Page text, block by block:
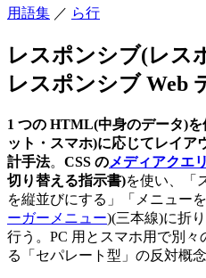
用語集 ／ ら行
レスポンシブ(レス
レスポンシブ Web
1 つの HTML(中身のデータ)
ット・スマホ)に応じてレイア
計手法。 CSS のメディアクエリ
切り替える指示書)を使い、「
を縦並びにする」「メニュー
ーガーメニュー)(三本線)に折
行う。PC 用とスマホ用で別
る「セパレート型」の反対概念